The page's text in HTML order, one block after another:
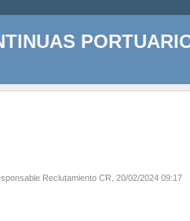
Reclutamiento CR, 20/02/2024 09:17